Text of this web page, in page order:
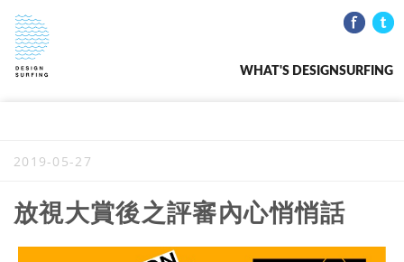
WHAT'S DESIGNSURFING
2019-05-27
放視大賞後之評審內心悄悄話